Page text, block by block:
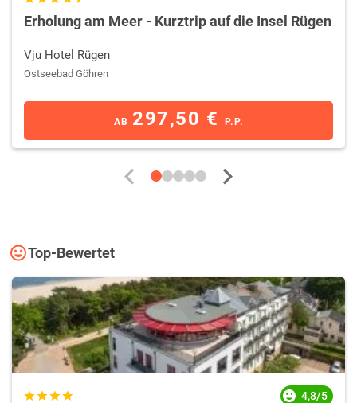
Erholung am Meer - Kurztrip auf die Insel Rügen
Vju Hotel Rügen
Ostseebad Göhren
AB 297,50 € P.P.
Top-Bewertet
4,8/5